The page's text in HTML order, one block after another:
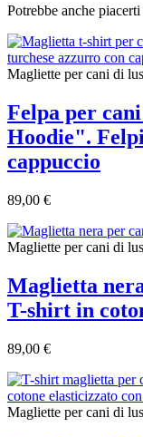
Potrebbe anche piacerti
Magliette per cani di
Felpa per
Hoodie".
cappuccio
89,00 €
Magliette per cani di
Maglietta
T-shirt in
89,00 €
Magliette per cani di